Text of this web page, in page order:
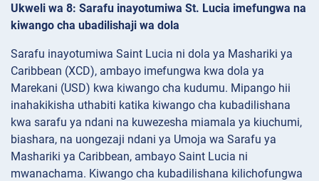
Ukweli wa 8: Sarafu inayotumiwa St. Lucia imefungwa na
kiwango cha ubadilishaji wa dola
Sarafu inayotumiwa Saint Lucia ni dola ya Mashariki ya
Caribbean (XCD), ambayo imefungwa kwa dola ya
Marekani (USD) kwa kiwango cha kudumu. Mipango hii
inahakikisha uthabiti katika kiwango cha kubadilishana
kwa sarafu ya ndani na kuwezesha miamala ya kiuchumi,
biashara, na uongezaji ndani ya Umoja wa Sarafu ya
Mashariki ya Caribbean, ambayo Saint Lucia ni
mwanachama. Kiwango cha kubadilishana kilichofungwa